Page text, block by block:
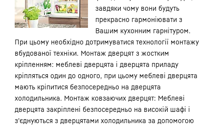
завдяки чому вони будуть
прекрасно гармоніювати з
Вашим кухонним гарнітуром.
При цьому необхідно дотримуватися технології монтажу
вбудованої техніки. Монтаж дверцят з жостким
кріпленням: меблеві дверцята і дверцята приладу
кріпляться один до одного, при цьому меблеві дверцята
мають кріпитися безпосередньо на дверцята
холодильника. Монтаж ковзаючих дверцят: Меблеві
дверцята закріплені безпосередньо на високій шафі і
з'єднуються з дверцятами холодильника за допомогою